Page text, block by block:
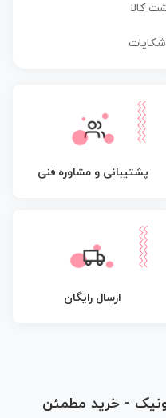
کالا
شکایات
پشتیبانی و مشاوره فنی
ارسال رایگان
- خرید مطمئن